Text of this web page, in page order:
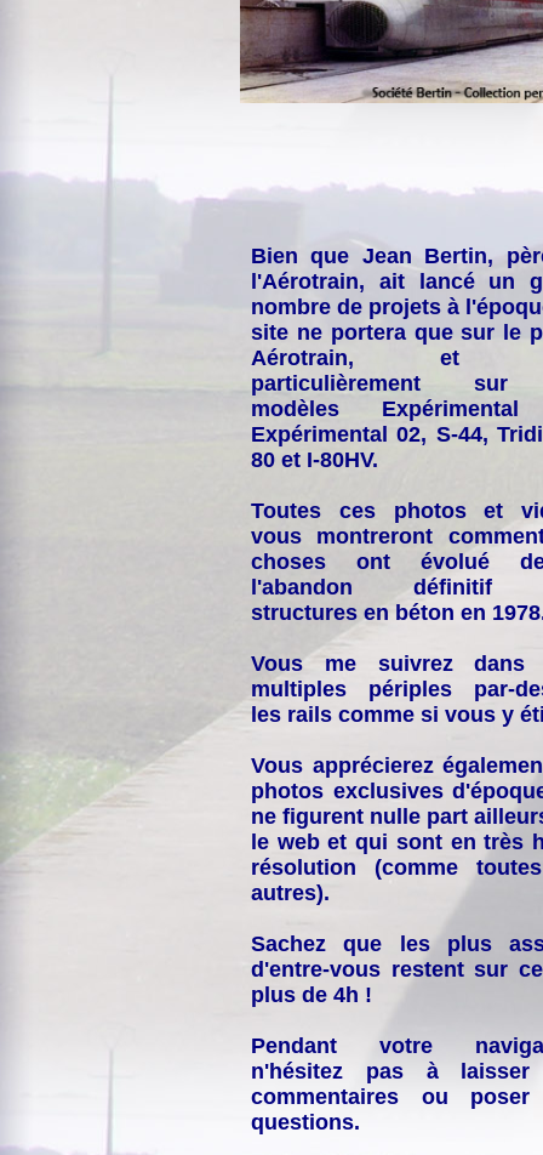
Bien que Jean Bertin,
l'Aérotrain, ait lancé un
nombre de projets à
site ne portera que sur le
Aérotrain, et
particulièrement
modèles
Expérimental 02, S-44,
80 et I-80HV.
Toutes ces photos et
vous montreront
choses ont évolué
l'abandon définitif
structures en béton en
Vous me suivrez dans
multiples périples par-
les rails comme si vous y
Vous apprécierez
photos exclusives
ne figurent nulle part
le web et qui sont en très
résolution (comme
autres).
Sachez que les plus
d'entre-vous restent sur
plus de 4h !
Pendant votre
n'hésitez pas à laisser
commentaires ou
questions.